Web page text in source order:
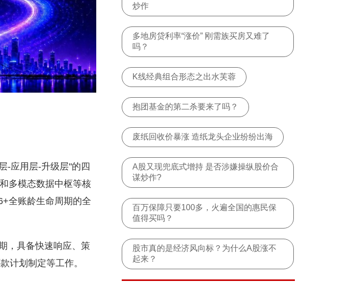
-应用层-升级层"的四
多模态数据中枢等核
全账龄生命周期的全
，具备快速响应、策
计划制定等工作。
炒作
多地房贷利率“涨价” 刚需族买房又难了
吗？
K线经典组合形态之出水芙蓉
抱团基金的第二杀要来了吗？
废纸回收价暴涨 造纸龙头企业纷纷出海
A股又现兜底式增持 是否涉嫌操纵股价合
谋炒作?
百万保障只要100多，火遍全国的惠民保
值得买吗？
股市真的是经济风向标？为什么A股涨不
起来？